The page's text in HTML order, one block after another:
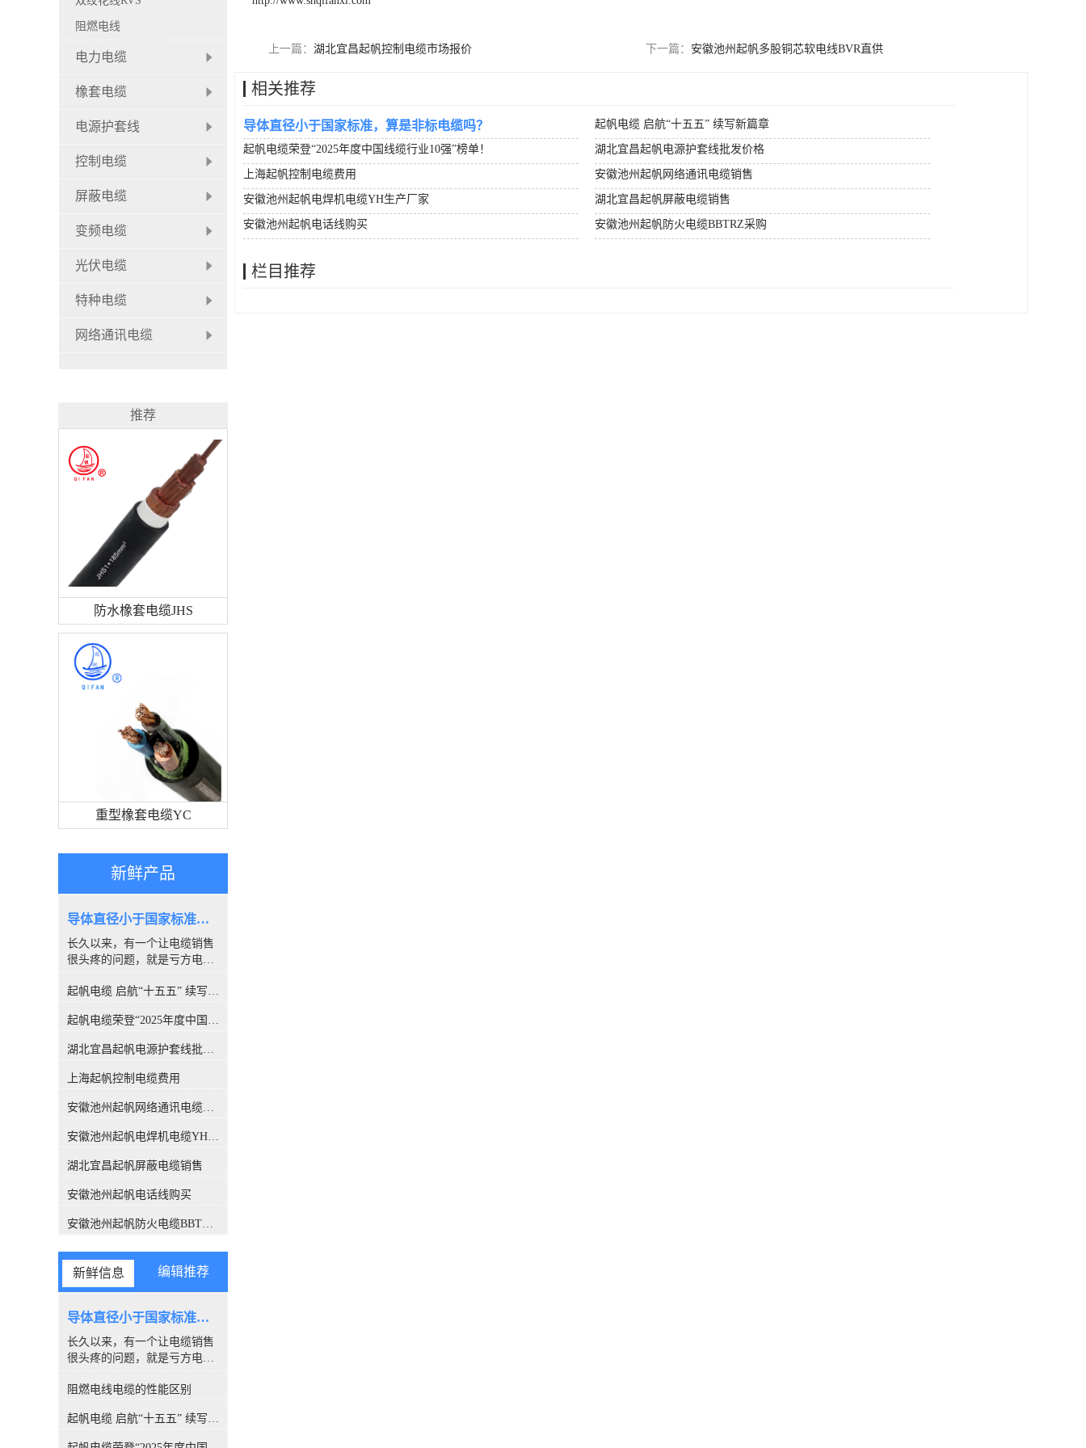
上一篇： 湖北宜昌起帆控制电缆市场报价 下一篇： 安徽池州起帆多股铜芯软电线BVR直供
相关推荐
导体直径小于国家标准，算是非标电缆吗？ 起帆电缆 启航“十五五” 续写新篇章
起帆电缆荣登“2025年度中国线缆行业10强”榜单！ 湖北宜昌起帆电源护套线批发价格
上海起帆控制电缆费用 安徽池州起帆网络通讯电缆销售
安徽池州起帆电焊机电缆YH生产厂家 湖北宜昌起帆屏蔽电缆销售
安徽池州起帆电话线购买 安徽池州起帆防火电缆BBTRZ采购
栏目推荐
阻燃电线
电力电缆
橡套电缆
电源护套线
控制电缆
屏蔽电缆
变频电缆
光伏电缆
特种电缆
网络通讯电缆
推荐
防水橡套电缆JHS
重型橡套电缆YC
新鲜产品
导体直径小于国家标准，算是非标电缆吗？
长久以来，有一个让电缆销售
很头疼的问题，就是亏方电
为很多客户都喜欢量电缆导体
合格。所以很多人讨论，铜丝
直径小于国家标准的算非标
吗？前不久，权威机构CQC出
具的一份报告，引发了行业的
扰很多人的问题，有了这份报
这个给客户解释了。CQC是什
（CQC）是经*机构编制批
准，由国家质量监督检验检疫
总局设立，委托国家认监委管
理的**认证机构。CQC是中国
权威的认证机构，几十年来积
累了丰富的国际质量认证工作
经验，各项业务均成果卓著，
的位、全球认证机构的**。经
所撰写的报告，是具有权威性
的。下面进入主题，看看这份
导体的【标称】截面积标称截
面积：是指产品标准中*的量
值并经常用于表格之中，标称
值引申出的量值通常须在规定
起帆电缆 启航“十五五” 续写新篇章
起帆电缆荣登“2025年度中国线缆行业10强”榜单！
湖北宜昌起帆电源护套线批发价格
上海起帆控制电缆费用
安徽池州起帆网络通讯电缆销售
安徽池州起帆电焊机电缆YH生产厂家
湖北宜昌起帆屏蔽电缆销售
安徽池州起帆电话线购买
安徽池州起帆防火电缆BBTRZ采购
新鲜信息 编辑推荐
导体直径小于国家标准，算是非标电缆吗？
长久以来，有一个让电缆销售
很头疼的问题，就是亏方电
为很多客户都喜欢量电缆导体
合格。所以很多人讨论，铜丝
直径小于国家标准的算非标
阻燃电线电缆的性能区别
起帆电缆 启航“十五五” 续写新篇章